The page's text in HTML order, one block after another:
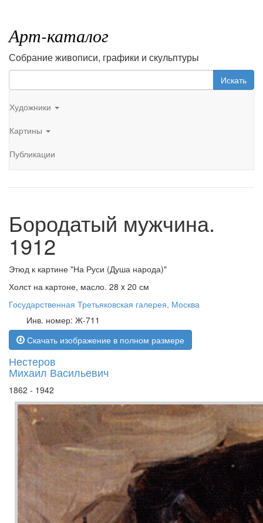
Арт-каталог
Собрание живописи, графики и скульптуры
Искать
Художники
Картины
Публикации
Бородатый мужчина.
1912
Этюд к картине "На Руси (Душа народа)"
Холст на картоне, масло. 28 x 20 см
Государственная Третьяковская галерея, Москва
Инв. номер: Ж-711
Скачать изображение в полном размере
Нестеров
Михаил Васильевич
1862 - 1942